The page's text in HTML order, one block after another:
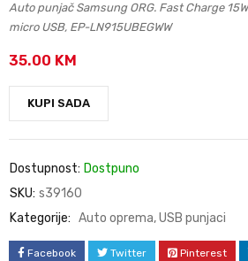
Auto punjač Samsung ORG. Fast Charge 15W
micro USB, EP-LN915UBEGWW
35.00 KM
KUPI SADA
Dostupnost: Dostpuno
SKU: s39160
Kategorije: Auto oprema,USB punjaci
Facebook Twitter Pinterest